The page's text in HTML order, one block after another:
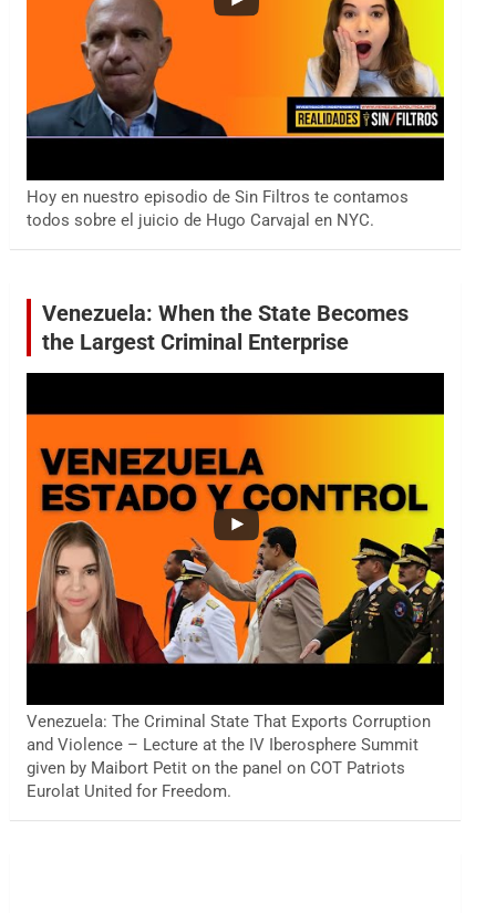
Hoy en nuestro episodio de Sin Filtros te contamos
todos sobre el juicio de Hugo Carvajal en NYC.
Venezuela: When the State Becomes
the Largest Criminal Enterprise
Venezuela: The Criminal State That Exports Corruption
and Violence – Lecture at the IV Iberosphere Summit
given by Maibort Petit on the panel on COT Patriots
Eurolat United for Freedom.